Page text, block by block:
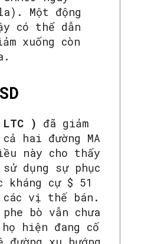
Một động
có thể dẫn
xuống còn
) đã giảm
hai đường MA
này cho thấy
dụng sự phục
kháng cự $ 51
các vị thế bán.
bò vẫn chưa
hiện đang cố